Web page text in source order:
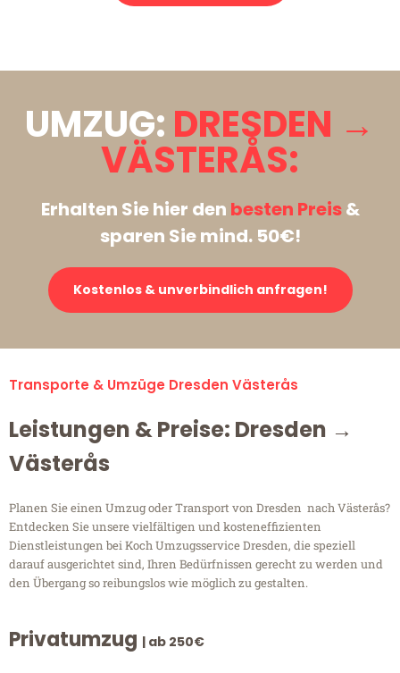
UMZUG: DRESDEN →
VÄSTERÅS:
Erhalten Sie hier den besten Preis&
sparen Sie mind. 50€!
Kostenlos & unverbindlich anfragen!
Transporte & Umzüge Dresden Västerås
Leistungen & Preise: Dresden →
Västerås
Planen Sie einen Umzug oder Transport von Dresden nach Västerås?
Entdecken Sie unsere vielfältigen und kosteneffizienten
Dienstleistungen bei Koch Umzugsservice Dresden, die speziell
darauf ausgerichtet sind, Ihren Bedürfnissen gerecht zu werden und
den Übergang so reibungslos wie möglich zu gestalten.
Privatumzug | ab 250€